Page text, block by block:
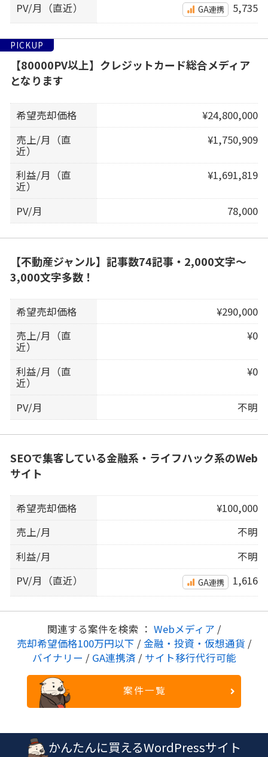
PV/月（直近） GA連携 5,735
PICKUP
【80000PV以上】クレジットカード総合メディア
となります
希望売却価格
¥24,800,000
売上/月（直
近）
¥1,750,909
利益/月（直
近）
¥1,691,819
PV/月 78,000
【不動産ジャンル】記事数74記事・2,000文字〜
3,000文字多数！
希望売却価格
¥290,000
売上/月（直
近）
¥0
利益/月（直
近）
¥0
PV/月 不明
SEOで集客している金融系・ライフハック系のWeb
サイト
希望売却価格
¥100,000
売上/月
不明
利益/月
不明
PV/月（直近）
GA連携 1,616
関連する案件を検索 ： Webメディア /
売却希望価格100万円以下 / 金融・投資・仮想通貨 /
バイナリー / GA連携済 / サイト移行代行可能
案件一覧
かんたんに買えるWordPressサイト